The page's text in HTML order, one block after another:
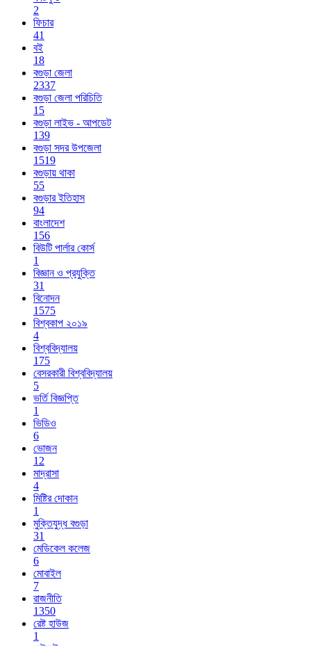
2
ফিচার
41
বই
18
বগুড়া জেলা
2337
বগুড়া জেলা পরিচিতি
15
বগুড়া লাইভ - আপডেট
139
বগুড়া সদর উপজেলা
1519
বগুড়ায় থাকা
55
বগুড়ার ইতিহাস
94
বাংলাদেশ
156
বিউটি পার্লার কোর্স
1
বিজ্ঞান ও প্রযুক্তি
31
বিনোদন
1575
বিশ্বকাপ ২০১৯
4
বিশ্ববিদ্যালয়
175
বেসরকারী বিশ্ববিদ্যালয়
5
ভর্তি বিজ্ঞপ্তি
1
ভিডিও
6
ভোজন
12
মাদ্রাসা
4
মিষ্টির দোকান
1
মুক্তিযুদ্ধ বগুড়া
31
মেডিকেল কলেজ
6
মোবাইল
7
রাজনীতি
1350
রেষ্ট হাউজ
1